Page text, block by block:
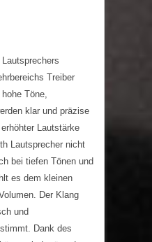
Treiber
Töne,
klar und präzise
Lautstärke
Lautsprecher nicht
bei tiefen Tönen und
es dem kleinen
Der Klang
und
Dank des